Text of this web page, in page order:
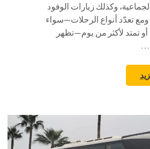
وكذلك زيارات الوفود
تعدّد أنواع الرحلات—سواء
تمتد لأكثر من يوم—تظهر
…